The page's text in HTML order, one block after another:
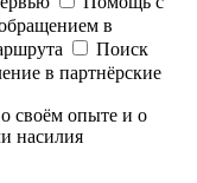
в
Поиск
в партнёрские
своём опыте и о
насилия